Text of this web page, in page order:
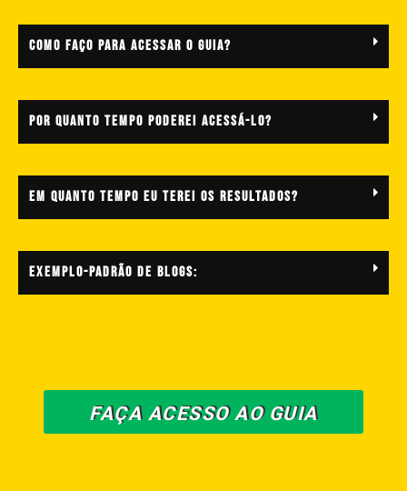
COMO FAÇO PARA ACESSAR O GUIA?
POR QUANTO TEMPO PODEREI ACESSÁ-LO?
EM QUANTO TEMPO EU TEREI OS RESULTADOS?
EXEMPLO-PADRÃO DE BLOGS:
FAÇA ACESSO AO GUIA